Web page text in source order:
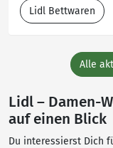
Lidl Bettwaren
Alle
Lidl – Damen-
auf einen Blick
Du interessierst Dich